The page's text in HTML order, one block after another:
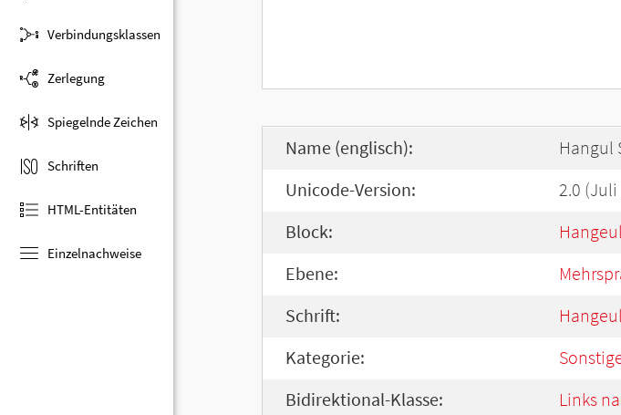
Verbindungsklassen
Zerlegung
Spiegelnde Zeichen
Schriften
HTML-Entitäten
Einzelnachweise
Name (englisch): Hangul
Unicode-Version: 2.0 (Juli
Block:
Ebene:
Schrift: Hangeul
Kategorie:
Bidirektional-Klasse: Links